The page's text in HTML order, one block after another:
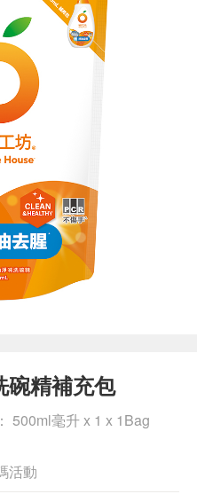
碗精補充包
500ml毫升 x 1 x 1Bag
活動